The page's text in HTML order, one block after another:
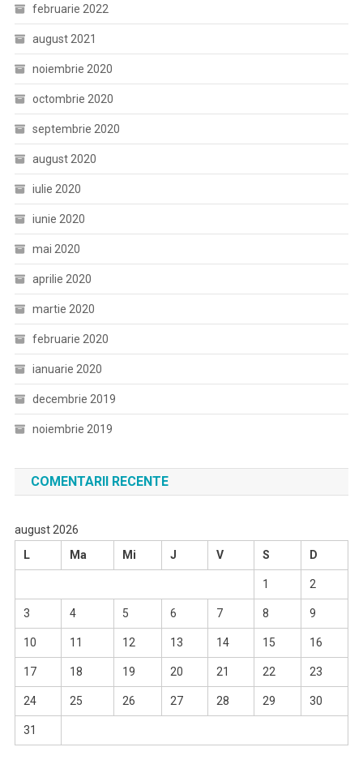
februarie 2022
august 2021
noiembrie 2020
octombrie 2020
septembrie 2020
august 2020
iulie 2020
iunie 2020
mai 2020
aprilie 2020
martie 2020
februarie 2020
ianuarie 2020
decembrie 2019
noiembrie 2019
COMENTARII RECENTE
august 2026
L
Ma Mi J V S D
1 2
3 4 5 6 7 8 9
10 11 12 13 14 15 16
17 18 19 20 21 22 23
24 25 26 27 28 29 30
31